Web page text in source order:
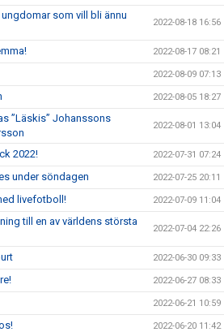
som vill bli ännu
2022-08-18 16:56
2022-08-17 08:21
2022-08-09 07:13
2022-08-05 18:27
”Läskis” Johanssons
2022-08-01 13:04
2022! 2022-07-31 07:24
under söndagen 2022-07-25 20:11
livefotboll! 2022-07-09 11:04
till en av världens största
2022-07-04 22:26
2022-06-30 09:33
2022-06-27 08:33
2022-06-21 10:59
2022-06-20 11:42